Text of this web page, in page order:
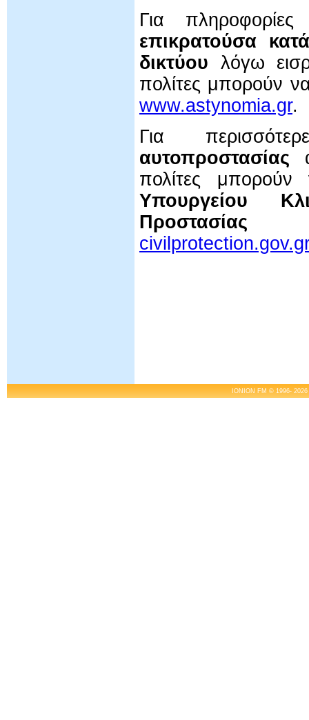
Για
επικρατούσα
δικτύου λόγω
πολίτες μπορούν
www.astynomia.gr.
Για
αυτοπροστασίας
πολίτες
Υπουργείου
Προστασίας
civilprotection.gov.gr
IONION FM © 1996-